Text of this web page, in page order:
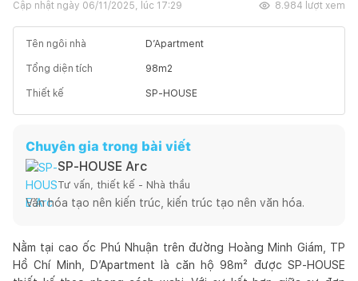
Cập nhật ngày 06/11/2025, lúc 17:29 8.984 lượt xem
Tên ngôi nhà D’Apartment
Tổng diện tích 98m2
Thiết kế SP-HOUSE
Chuyên gia trong bài viết
SP-HOUSE Arc
Tư vấn, thiết kế - Nhà thầu
Văn hóa tạo nên kiến trúc, kiến trúc tạo nên văn hóa.
Nằm tại cao ốc Phú Nhuận trên đường Hoàng Minh Giám, TP
Hồ Chí Minh, D’Apartment là căn hộ 98m² được SP-HOUSE